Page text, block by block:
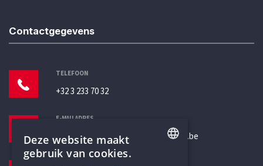
Contactgegevens
TELEFOON
+32 3 233 70 32
E-MAILADRES
secretariaat@humanistischverbond.be
Deze website maakt
gebruik van cookies.